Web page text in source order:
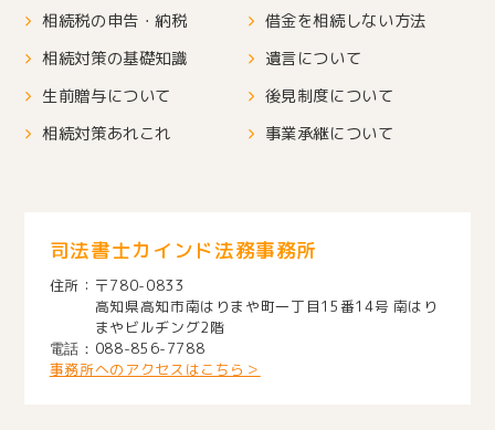
相続税の申告・納税
借金を相続しない方法
相続対策の基礎知識
遺言について
生前贈与について
後見制度について
相続対策あれこれ
事業承継について
司法書士カインド法務事務所
〒780-0833
高知県高知市南はりまや町一丁目15番14号 南はり
まやビルヂング2階
088-856-7788
事務所へのアクセスはこちら＞